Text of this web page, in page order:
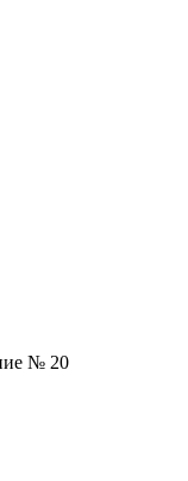
№ 20